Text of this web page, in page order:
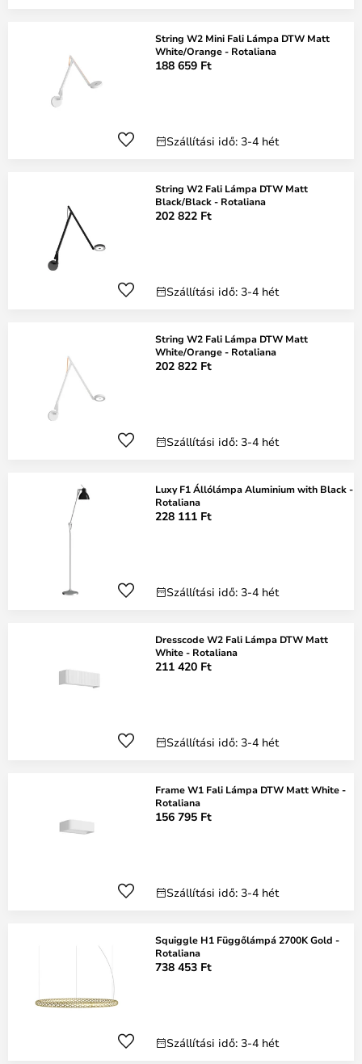
String W2 Mini Fali Lámpa DTW Matt
White/Orange - Rotaliana
188 659 Ft
Szállítási idő: 3-4 hét
String W2 Fali Lámpa DTW Matt
Black/Black - Rotaliana
202 822 Ft
Szállítási idő: 3-4 hét
String W2 Fali Lámpa DTW Matt
White/Orange - Rotaliana
202 822 Ft
Szállítási idő: 3-4 hét
Luxy F1 Állólámpa Aluminium with Black -
Rotaliana
228 111 Ft
Szállítási idő: 3-4 hét
Dresscode W2 Fali Lámpa DTW Matt
White - Rotaliana
211 420 Ft
Szállítási idő: 3-4 hét
Frame W1 Fali Lámpa DTW Matt White -
Rotaliana
156 795 Ft
Szállítási idő: 3-4 hét
Squiggle H1 Függőlámpá 2700K Gold -
Rotaliana
738 453 Ft
Szállítási idő: 3-4 hét